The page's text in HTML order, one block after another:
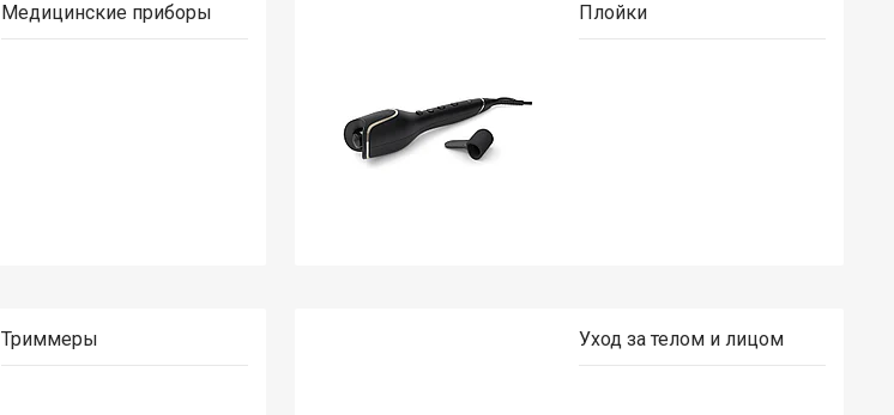
Медицинские приборы Плойки
Триммеры Уход за телом и лицом